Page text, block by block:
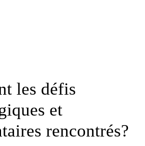
les défis
et
rencontrés?